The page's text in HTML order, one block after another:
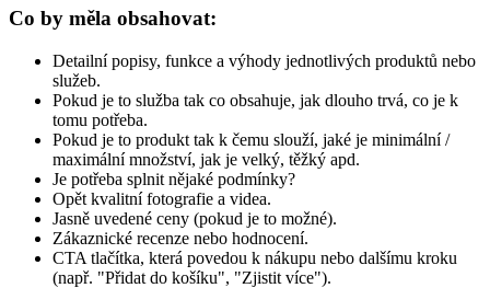
Co by měla obsahovat:
Detailní popisy, funkce a výhody jednotlivých produktů nebo
služeb.
Pokud je to služba tak co obsahuje, jak dlouho trvá, co je k
tomu potřeba.
Pokud je to produkt tak k čemu slouží, jaké je minimální /
maximální množství, jak je velký, těžký apd.
Je potřeba splnit nějaké podmínky?
Opět kvalitní fotografie a videa.
Jasně uvedené ceny (pokud je to možné).
Zákaznické recenze nebo hodnocení.
CTA tlačítka, která povedou k nákupu nebo dalšímu kroku
(např. "Přidat do košíku", "Zjistit více").